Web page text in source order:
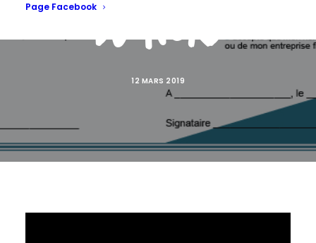
Page Facebookdu Nord
12 MARS 2019